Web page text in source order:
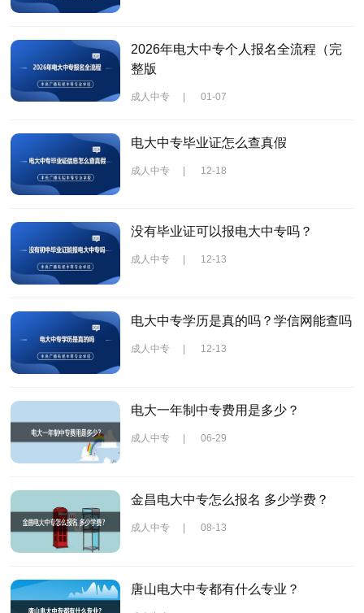
2026年电大中专个人报名全流程（完
整版
成人中专 | 01-07
电大中专毕业证怎么查真假
成人中专 | 12-18
没有毕业证可以报电大中专吗？
成人中专 12-13
电大中专学历是真的吗？学信网能查吗
成人中专 12-13
电大一年制中专费用是多少？
成人中专 06-29
金昌电大中专怎么报名 多少学费？
成人中专 | 08-13
唐山电大中专都有什么专业？